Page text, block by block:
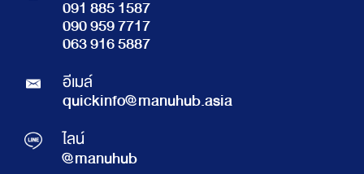
091 885 1587
090 959 7717
063 916 5887
อีเมล์
quickinfo@manuhub.asia
ไลน์
@manuhub